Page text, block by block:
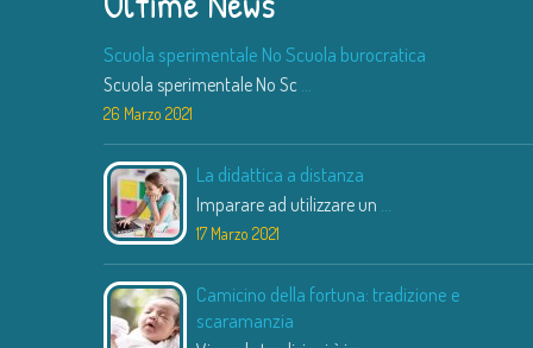
Scuola sperimentale No Scuola burocratica
Scuola sperimentale No Sc ...
26 Marzo 2021
La didattica a distanza
Imparare ad utilizzare un ...
17 Marzo 2021
Camicino della fortuna: tradizione e
scaramanzia